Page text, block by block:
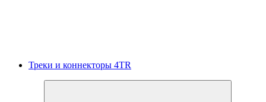
Треки и коннекторы 4TR